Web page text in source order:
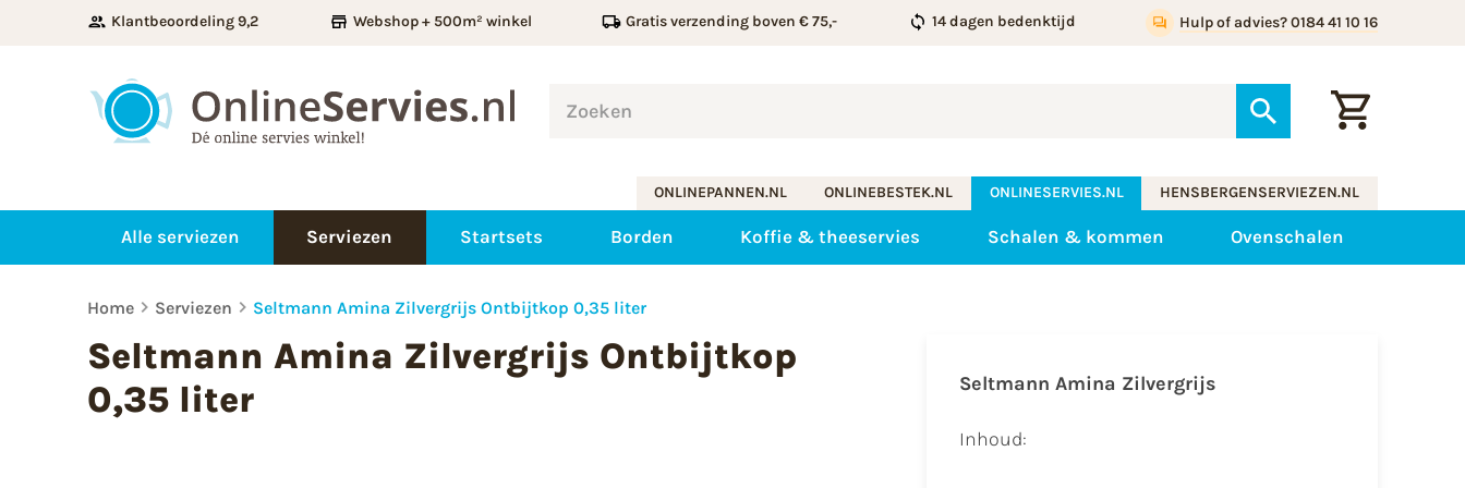
Klantbeoordeling 9,2 Webshop + 500m² winkel Gratis verzending boven € 75,- 14 dagen bedenktijd Hulp of advies? 0184 41 10 16
ONLINEPANNEN.NL ONLINEBESTEK.NL ONLINESERVIES.NL HENSBERGENSERVIEZEN.NL
Alle serviezen Serviezen Startsets Borden Koffie & theeservies Schalen & kommen Ovenschalen
Home Serviezen Seltmann Amina Zilvergrijs Ontbijtkop 0,35 liter
Seltmann Amina Zilvergrijs Ontbijtkop
0,35 liter
Seltmann Amina Zilvergrijs
Inhoud: